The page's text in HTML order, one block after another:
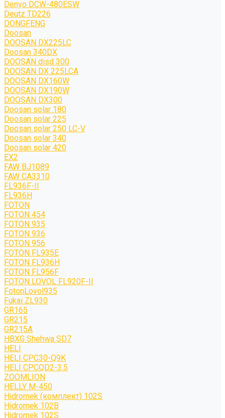
Denyo DCW-480ESW
Deutz TD226
DONGFENG
Doosan
DOOSAN DX225LC
Doosan 340DX
DOOSAN disd 300
DOOSAN DX 225LCA
DOOSAN DX160W
DOOSAN DX190W
DOOSAN DX300
Doosan solar 180
Doosan solar 225
Doosan solar 250 LC-V
Doosan solar 340
Doosan solar 420
EX2
FAW BJ1089
FAW CA3310
FL936F-II
FL936H
FOTON
FOTON 454
FOTON 935
FOTON 936
FOTON 956
FOTON FL935E
FOTON FL936H
FOTON FL956F
FOTON LOVOL FL920F-II
FotonLovol935
Fukai ZL930
GR165
GR215
GR215A
HBXG Shehwa SD7
HELI
HELI CPC30-Q9K
HELI CPCQD2-3.5
ZOOMLION
HELLY M-450
Hidromek (комплект) 102S
Hidromek 102B
Hidromek 102S